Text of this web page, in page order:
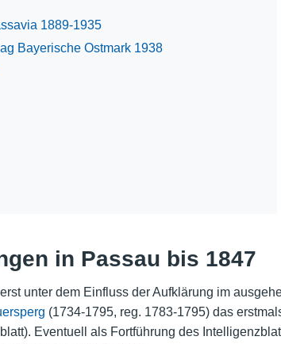
1889-1935
Bayerische Ostmark 1938
in Passau bis 1847
unter dem Einfluss der Aufklärung im
(1734-1795, reg. 1783-1795) das
Eventuell als Fortführung des